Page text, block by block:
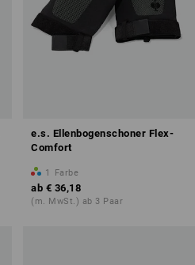
e.s. Ellenbogenschoner Flex-
Comfort
1 Farbe
ab € 36,18
(m. MwSt.) ab 3 Paar